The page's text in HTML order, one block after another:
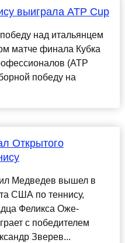
выиграла АТР Cup
над итальянцем
матче финала Кубка
(АТР
победу на
Открытого
Медведев вышел в
США по теннису,
Феликса Оже-
с победителем
Зверев...